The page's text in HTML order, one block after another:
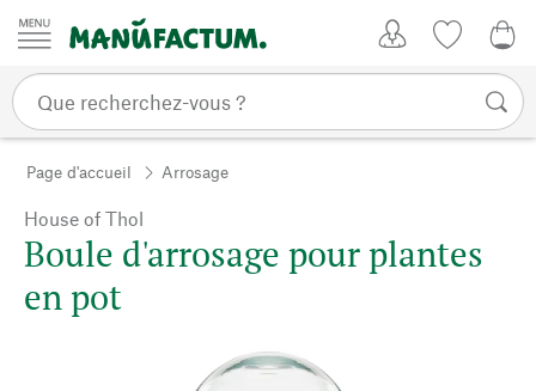
Passer au contenu
Page d'accueil Arrosage
House of Thol
Boule d'arrosage pour plantes
en pot